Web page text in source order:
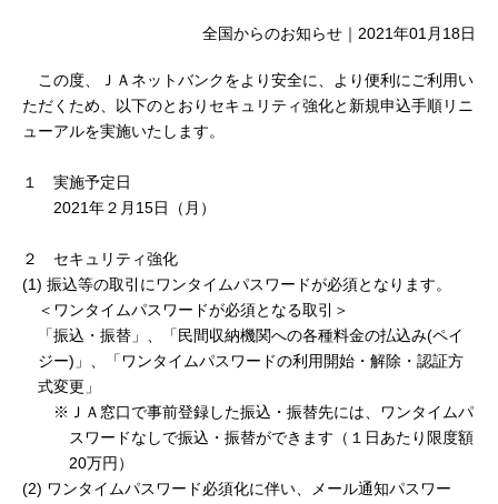
メリット
機能・サービス
セキュリティ
使い方
困った時は
全国からのお知らせ ｜ 2021年01月18日
この度、ＪＡネットバンクをより安全に、より便利にご利用い
ただくため、以下のとおりセキュリティ強化と新規申込手順リニ
ューアルを実施いたします。
１ 実施予定日
2021年２月15日（月）
２ セキュリティ強化
(1) 振込等の取引にワンタイムパスワードが必須となります。
＜ワンタイムパスワードが必須となる取引＞
「振込・振替」、「民間収納機関への各種料金の払込み(ペイ
ジー)」、「ワンタイムパスワードの利用開始・解除・認証方
式変更」
※ＪＡ窓口で事前登録した振込・振替先には、ワンタイムパ
スワードなしで振込・振替ができます（１日あたり限度額
20万円）
(2) ワンタイムパスワード必須化に伴い、メール通知パスワー